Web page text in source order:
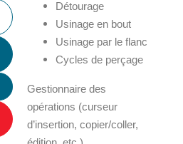
Détourage
Usinage en bout
Usinage par le flanc
Cycles de perçage
Gestionnaire des
opérations (curseur
d’insertion, copier/coller,